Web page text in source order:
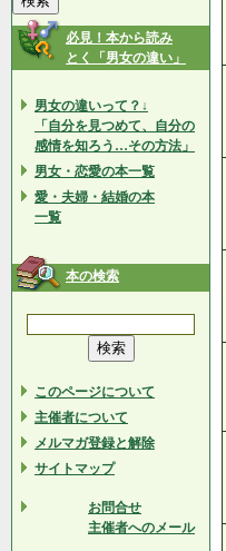
必見！本から読み
とく「男女の違い」
男女の違いって？↓
「自分を見つめて、自分の
感情を知ろう…その方法」
男女・恋愛の本一覧
愛・夫婦・結婚の本
一覧
本の検索
このページについて
主催者について
メルマガ登録と解除
サイトマップ
お問合せ
主催者へのメール